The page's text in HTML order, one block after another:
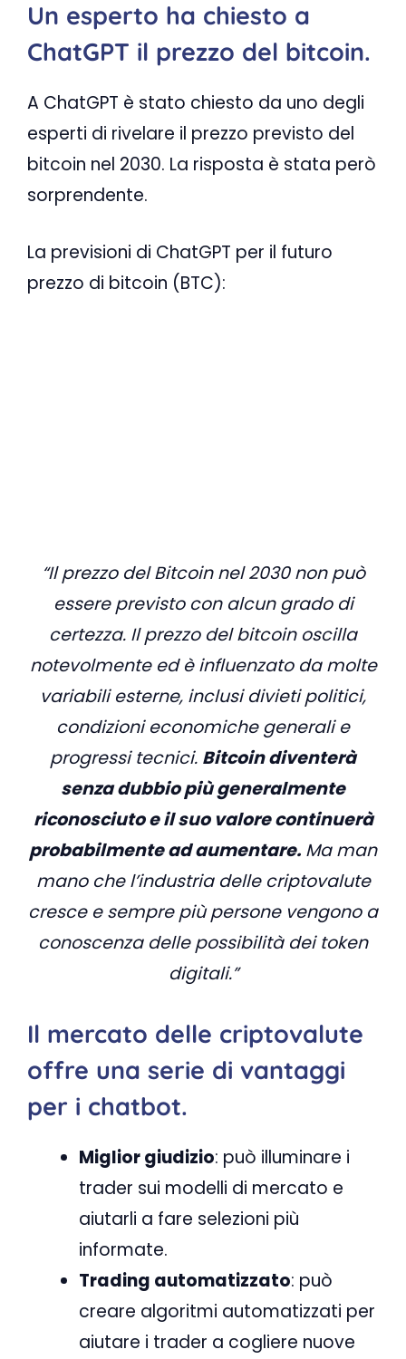
Un esperto ha chiesto a
ChatGPT il prezzo del bitcoin.
A ChatGPT è stato chiesto da uno degli
esperti di rivelare il prezzo previsto del
bitcoin nel 2030. La risposta è stata però
sorprendente.
La previsioni di ChatGPT per il futuro
prezzo di bitcoin (BTC):
“Il prezzo del Bitcoin nel 2030 non può
essere previsto con alcun grado di
certezza. Il prezzo del bitcoin oscilla
notevolmente ed è influenzato da molte
variabili esterne, inclusi divieti politici,
condizioni economiche generali e
progressi tecnici. Bitcoin diventerà
senza dubbio più generalmente
riconosciuto e il suo valore continuerà
probabilmente ad aumentare. Ma man
mano che l’industria delle criptovalute
cresce e sempre più persone vengono a
conoscenza delle possibilità dei token
digitali.”
Il mercato delle criptovalute
offre una serie di vantaggi
per i chatbot.
Miglior giudizio: può illuminare i
trader sui modelli di mercato e
aiutarli a fare selezioni più
informate.
Trading automatizzato: può
creare algoritmi automatizzati per
aiutare i trader a cogliere nuove